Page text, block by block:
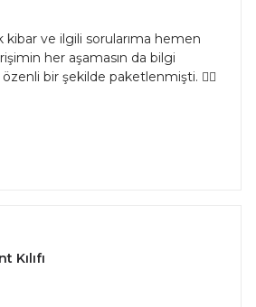
kibar ve ilgili sorularıma hemen
her aşamasın da bilgi
bir şekilde paketlenmişti. 👌🏻
Kılıfı